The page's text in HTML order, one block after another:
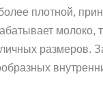
плотной,
молоко,
размеров.